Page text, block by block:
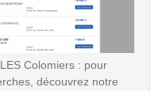
Colomiers : pour
découvrez notre